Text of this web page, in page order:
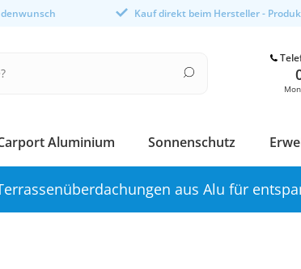
Kauf direkt beim Hersteller -
Aluminium Sonnenschutz
aus Alu für